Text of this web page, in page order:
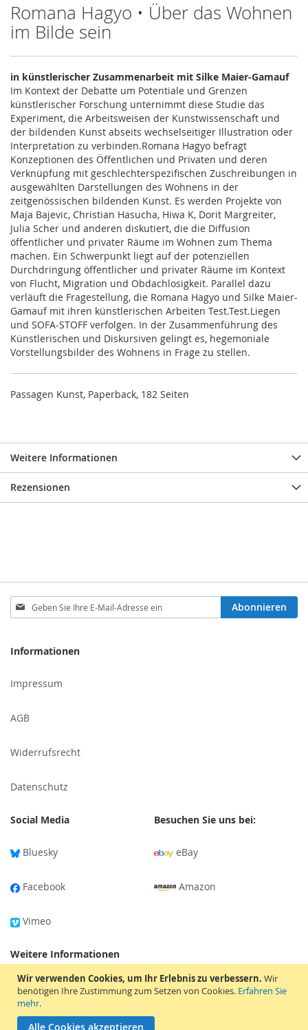
Wir verwenden Cookies, um Ihr Erlebnis zu verbessern. Wir
benötigen Ihre Zustimmung zum Setzen von Cookies. Erfahren Sie
mehr.
Alle Cookies akzeptieren
Romana Hagyo • Über das Wohnen
im Bilde sein
in künstlerischer Zusammenarbeit mit Silke Maier-Gamauf
Im Kontext der Debatte um Potentiale und Grenzen
künstlerischer Forschung unternimmt diese Studie das
Experiment, die Arbeitsweisen der Kunstwissenschaft und
der bildenden Kunst abseits wechselseitiger Illustration oder
Interpretation zu verbinden.Romana Hagyo befragt
Konzeptionen des Öffentlichen und Privaten und deren
Verknüpfung mit geschlechterspezifischen Zuschreibungen in
ausgewählten Darstellungen des Wohnens in der
zeitgenössischen bildenden Kunst. Es werden Projekte von
Maja Bajevic, Christian Hasucha, Hiwa K, Dorit Margreiter,
Julia Scher und anderen diskutiert, die die Diffusion
öffentlicher und privater Räume im Wohnen zum Thema
machen. Ein Schwerpunkt liegt auf der potenziellen
Durchdringung öffentlicher und privater Räume im Kontext
von Flucht, Migration und Obdachlosigkeit. Parallel dazu
verläuft die Fragestellung, die Romana Hagyo und Silke Maier-
Gamauf mit ihren künstlerischen Arbeiten Test.Test.Liegen
und SOFA-STOFF verfolgen. In der Zusammenführung des
Künstlerischen und Diskursiven gelingt es, hegemoniale
Vorstellungsbilder des Wohnens in Frage zu stellen.
Passagen Kunst, Paperback, 182 Seiten
Weitere Informationen
Rezensionen
Melden
Sie
unseren
an:
Abonnieren
Informationen
Impressum
AGB
Widerrufsrecht
Datenschutz
Social Media
Bluesky
Facebook
Vimeo
Besuchen Sie uns bei:
eBay
Amazon
Weitere Informationen
Versandinformationen
Tonträger-Bewertung